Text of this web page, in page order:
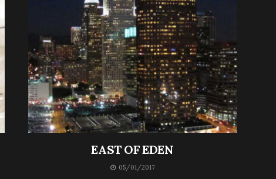
EAST OF EDEN
05/01/2017